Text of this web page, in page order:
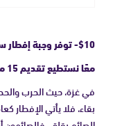
$10- توفر وجبة إفطار ساخنة لصائم في غزة .
معًا نستطيع تقديم 15 مليون وجبة لأهلنا في غزة.
في غزة، حيث الحرب
بقاء، فلا يأتي الإفطار